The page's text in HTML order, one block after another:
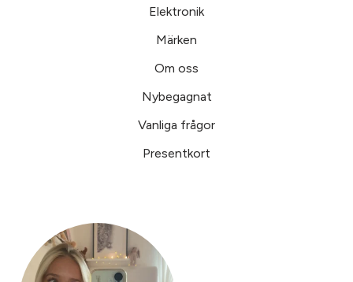
Elektronik
Märken
Om oss
Nybegagnat
Vanliga frågor
Presentkort